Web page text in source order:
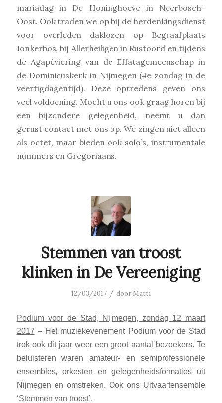
mariadag in De Honinghoeve in Neerbosch-
Oost. Ook traden we op bij de herdenkingsdienst
voor overleden daklozen op Begraafplaats
Jonkerbos, bij Allerheiligen in Rustoord en tijdens
de Agapèviering van de Effatagemeenschap in
de Dominicuskerk in Nijmegen (4e zondag in de
veertigdagentijd). Deze optredens geven ons
veel voldoening. Mocht u ons ook graag horen bij
een bijzondere gelegenheid, neemt u dan
gerust contact met ons op. We zingen niet alleen
als octet, maar bieden ook solo’s, instrumentale
nummers en Gregoriaans.
Stemmen van troost
klinken in De Vereeniging
12/03/2017 / door Matti
Podium voor de Stad, Nijmegen, zondag 12 maart
2017 – Het muziekevenement Podium voor de Stad
trok ook dit jaar weer een groot aantal bezoekers. Te
beluisteren waren amateur- en semiprofessionele
ensembles, orkesten en gelegenheidsformaties uit
Nijmegen en omstreken. Ook ons Uitvaartensemble
‘Stemmen van troost’.